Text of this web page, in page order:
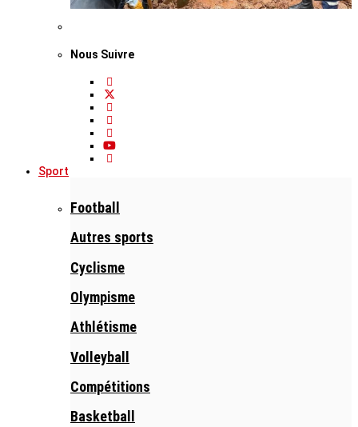
Nous Suivre
Sport
Football
Autres sports
Cyclisme
Olympisme
Athlétisme
Volleyball
Compétitions
Basketball